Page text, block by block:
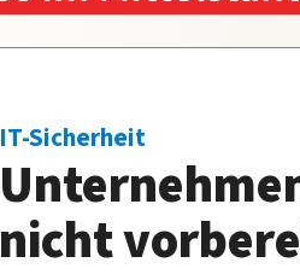
IT-Sicherheit
nicht